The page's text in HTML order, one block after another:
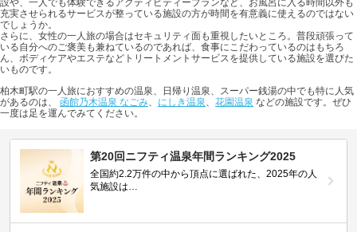
充実させられるサービスが整っている施設の方が時間を有意義に使えるのではない
でしょうか。
さらに、女性の一人旅の場合はセキュリティ面も重視したいところ。普段頑張って
いる自分へのご褒美も兼ねているのであれば、食事にこだわっているのはもちろ
ん、ボディケアやエステなどトリートメントサービスを提供している施設を選びた
いものです。
柏木町駅の一人旅におすすめの温泉、日帰り温泉、スーパー銭湯の中でも特に人気
があるのは、 函館乃木温泉 なごみ にしき温泉 花園温泉 などの施設です。ぜひ
一度は足を運んでみてください。
第20回ニフティ温泉年間ランキング2025
全国約2.2万件の中から頂点に選ばれた、2025年の人
気施設は…